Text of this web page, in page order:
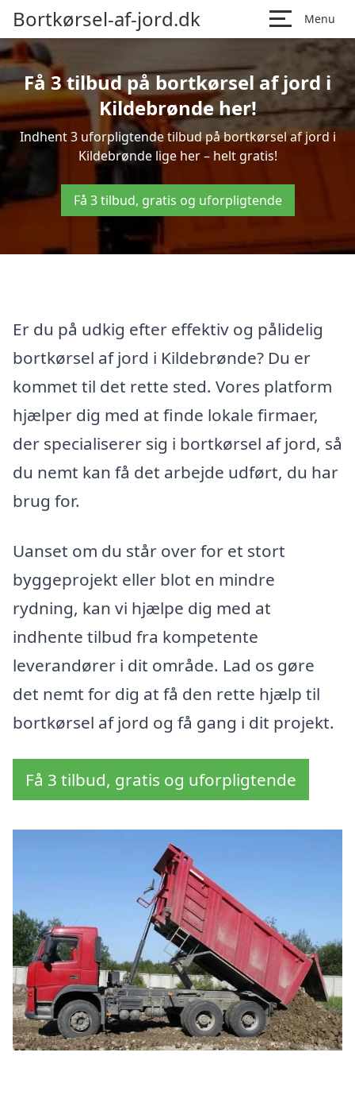
Bortkørsel-af-jord.dk Menu
Få 3 tilbud på bortkørsel af jord i
Kildebrønde her!
Indhent 3 uforpligtende tilbud på bortkørsel af jord i
Kildebrønde lige her – helt gratis!
Få 3 tilbud, gratis og uforpligtende
Er du på udkig efter effektiv og pålidelig
bortkørsel af jord i Kildebrønde? Du er
kommet til det rette sted. Vores platform
hjælper dig med at finde lokale firmaer,
der specialiserer sig i bortkørsel af jord, så
du nemt kan få det arbejde udført, du har
brug for.
Uanset om du står over for et stort
byggeprojekt eller blot en mindre
rydning, kan vi hjælpe dig med at
indhente tilbud fra kompetente
leverandører i dit område. Lad os gøre
det nemt for dig at få den rette hjælp til
bortkørsel af jord og få gang i dit projekt.
Få 3 tilbud, gratis og uforpligtende